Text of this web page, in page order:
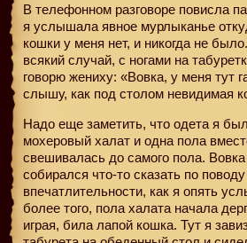
В телефонном разговоре повисла
я услышала явное мурлыканье
кошки у меня нет, и никогда не
всякий случай, с ногами на
говорю жениху: «Вовка, у меня тут
слышу, как под столом невидимая
Надо еще заметить, что одета я
мохеровый халат и одна пола
свешивалась до самого пола. Вовка
собирался что-то сказать по
впечатлительности, как я опять
более того, пола халата начала
играя, била лапой кошка. Тут я